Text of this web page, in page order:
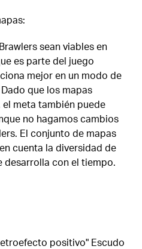
sean viables en
es parte del juego
mejor en un modo de
que los mapas
meta también puede
no hagamos cambios
El conjunto de mapas
cuenta la diversidad de
desarrolla con el tiempo.
positivo" Escudo